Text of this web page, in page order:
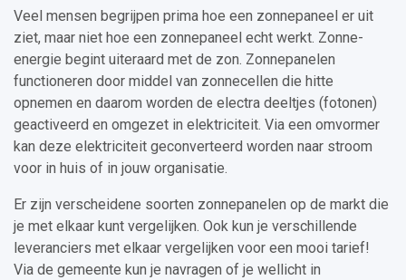
Veel mensen begrijpen prima hoe een zonnepaneel er uit
ziet, maar niet hoe een zonnepaneel echt werkt. Zonne-
energie begint uiteraard met de zon. Zonnepanelen
functioneren door middel van zonnecellen die hitte
opnemen en daarom worden de electra deeltjes (fotonen)
geactiveerd en omgezet in elektriciteit. Via een omvormer
kan deze elektriciteit geconverteerd worden naar stroom
voor in huis of in jouw organisatie.
Er zijn verscheidene soorten zonnepanelen op de markt die
je met elkaar kunt vergelijken. Ook kun je verschillende
leveranciers met elkaar vergelijken voor een mooi tarief!
Via de gemeente kun je navragen of je wellicht in